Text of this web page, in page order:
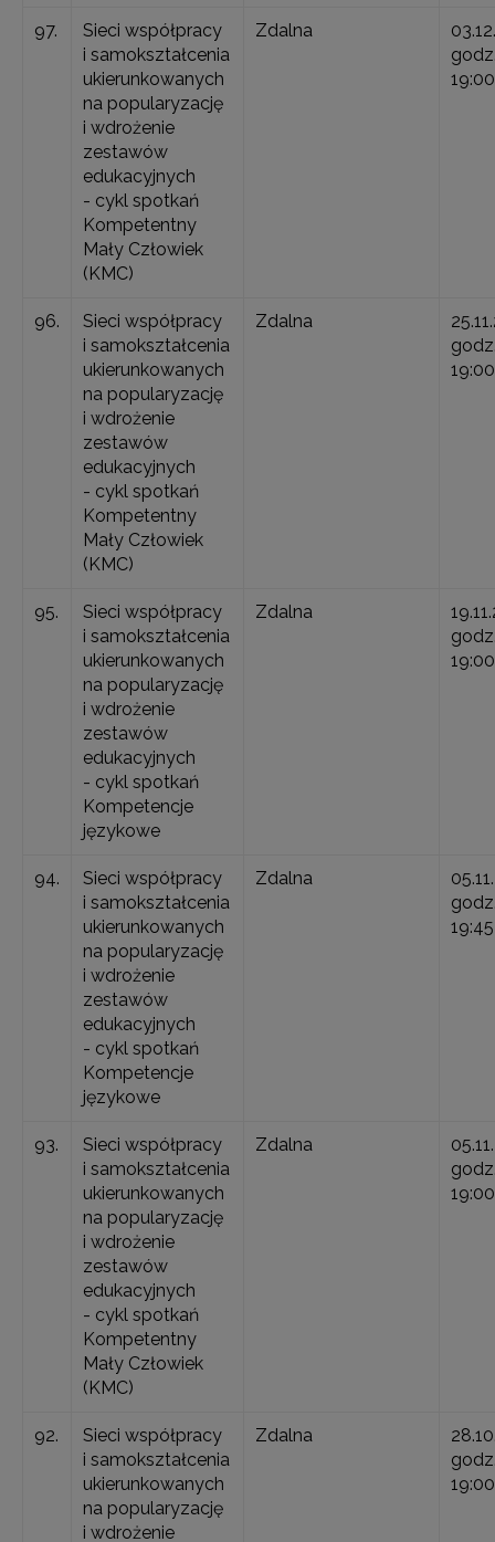
97.
Sieci współpracy
i samokształcenia
ukierunkowanych
na popularyzację
i wdrożenie
zestawów
edukacyjnych
- cykl spotkań
Kompetentny
Mały Człowiek
(KMC)
Zdalna
19:00
96.
Sieci współpracy
i samokształcenia
ukierunkowanych
na popularyzację
i wdrożenie
zestawów
edukacyjnych
- cykl spotkań
Kompetentny
Mały Człowiek
(KMC)
Zdalna
19:00
95.
Sieci współpracy
i samokształcenia
ukierunkowanych
na popularyzację
i wdrożenie
zestawów
edukacyjnych
- cykl spotkań
Kompetencje
językowe
Zdalna
19:00
94.
Sieci współpracy
i samokształcenia
ukierunkowanych
na popularyzację
i wdrożenie
zestawów
edukacyjnych
- cykl spotkań
Kompetencje
językowe
Zdalna
19:45
93.
Sieci współpracy
i samokształcenia
ukierunkowanych
na popularyzację
i wdrożenie
zestawów
edukacyjnych
- cykl spotkań
Kompetentny
Mały Człowiek
(KMC)
Zdalna
19:00
92.
Sieci współpracy
i samokształcenia
ukierunkowanych
na popularyzację
i wdrożenie
Zdalna
19:00